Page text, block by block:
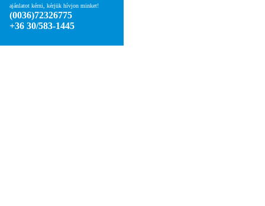
ajánlatot kérni, kérjük hívjon minket!
(0036)72326775
+36 30/583-1445